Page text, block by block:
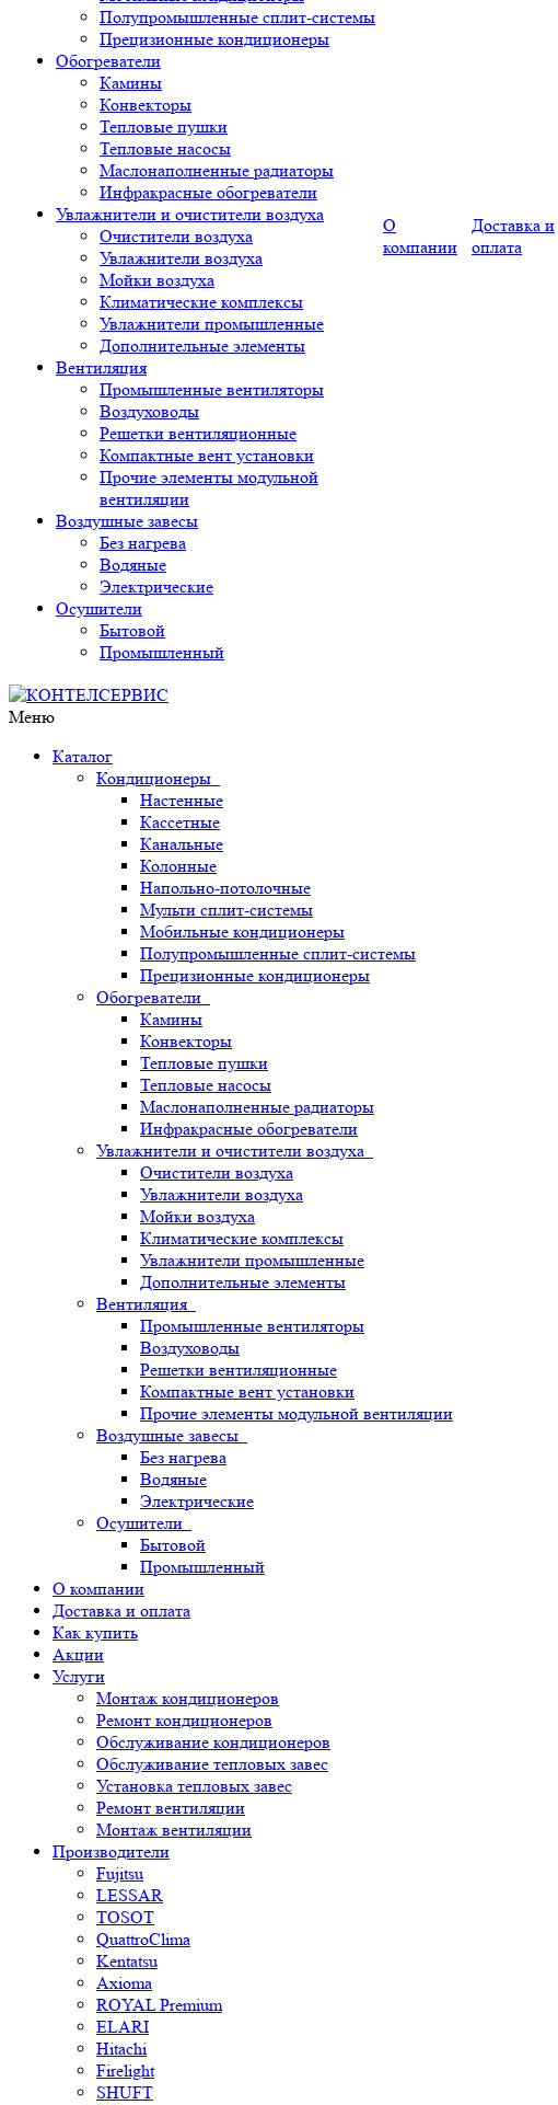
Полупромышленные сплит-системы
Прецизионные кондиционеры
Обогреватели
Камины
Конвекторы
Тепловые пушки
Тепловые насосы
Маслонаполненные радиаторы
Инфракрасные обогреватели
Увлажнители и очистители воздуха
Очистители воздуха
Увлажнители воздуха
Мойки воздуха
Климатические комплексы
Увлажнители промышленные
Дополнительные элементы
Вентиляция
Промышленные вентиляторы
Воздуховоды
Решетки вентиляционные
Компактные вент установки
Прочие элементы модульной
вентиляции
Воздушные завесы
Без нагрева
Водяные
Электрические
Осушители
Бытовой
Промышленный
О
компании
Доставка и
оплата
Меню
Каталог
Кондиционеры
Настенные
Кассетные
Канальные
Колонные
Напольно-потолочные
Мульти сплит-системы
Мобильные кондиционеры
Полупромышленные сплит-системы
Прецизионные кондиционеры
Обогреватели
Камины
Конвекторы
Тепловые пушки
Тепловые насосы
Маслонаполненные радиаторы
Инфракрасные обогреватели
Увлажнители и очистители воздуха
Очистители воздуха
Увлажнители воздуха
Мойки воздуха
Климатические комплексы
Увлажнители промышленные
Дополнительные элементы
Вентиляция
Промышленные вентиляторы
Воздуховоды
Решетки вентиляционные
Компактные вент установки
Прочие элементы модульной вентиляции
Воздушные завесы
Без нагрева
Водяные
Электрические
Осушители
Бытовой
Промышленный
О компании
Доставка и оплата
Как купить
Акции
Услуги
Монтаж кондиционеров
Ремонт кондиционеров
Обслуживание кондиционеров
Обслуживание тепловых завес
Установка тепловых завес
Ремонт вентиляции
Монтаж вентиляции
Производители
Fujitsu
LESSAR
TOSOT
QuattroClima
Kentatsu
Axioma
ROYAL Premium
ELARI
Hitachi
Firelight
SHUFT